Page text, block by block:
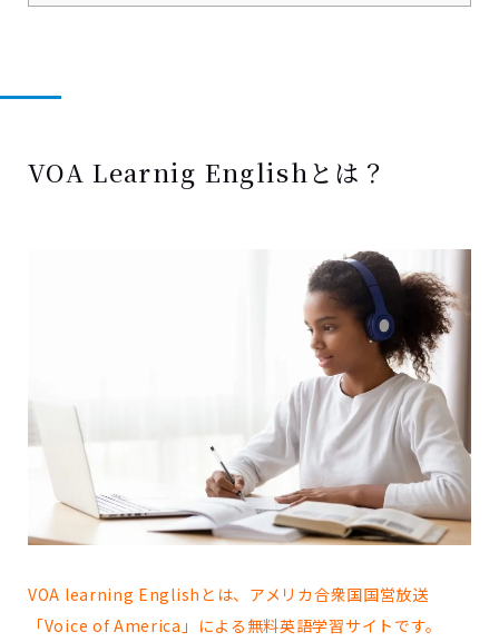
VOA Learnig Englishとは？
VOA learning Englishとは、アメリカ合衆国国営放送
「Voice of America」による無料英語学習サイトです。